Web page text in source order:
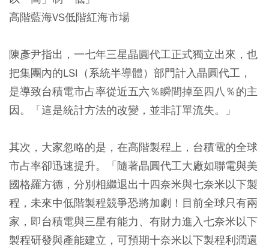
高階藍海VS低階紅海市場
陳彥尹指出，一七年三星晶圓代工正式獨立出來，也
把集團內的LSI（系統半導體）部門計入晶圓代工，
是導致台積電市占率從近五六％瞬間掉至四八％的主
因。「這是統計方法的改變，並非訂單流失。」
其次，大家忽略的是，在高階製程上，台積電的全球
市占率卻迅速提升。「隨著晶圓代工大廠如聯電與美
國格羅方德，分別相繼退出十四奈米與七奈米以下製
程，未來中低階製程競爭恐將加劇！目前全球只有兩
家，即台積電與三星有能力、有財力進入七奈米以下
製程研發與產能建立，可預期十奈米以下製程利潤還